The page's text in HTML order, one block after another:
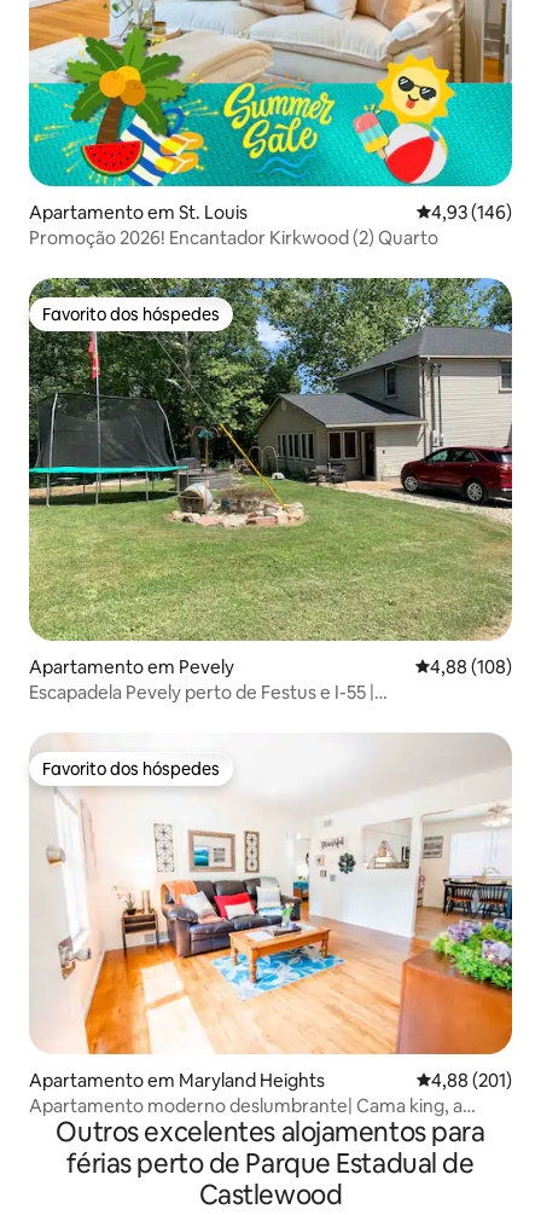
Apartamento em St. Louis Classificação
4,93 (146)
Promoção 2026! Encantador Kirkwood (2) Quarto
Favorito dos hóspedes
Favorito dos hóspedes
Apartamento em Pevely Classificação
4,88 (108)
Escapadela Pevely perto de Festus e I-55 |
Favorito dos hóspedes
Favorito dos hóspedes
Apartamento em Maryland Heights Classificação
4,88 (201)
Apartamento moderno deslumbrante| Cama king, a
5 minutos do Lago Creve-Coeur
Outros excelentes alojamentos para
férias perto de Parque Estadual de
Castlewood